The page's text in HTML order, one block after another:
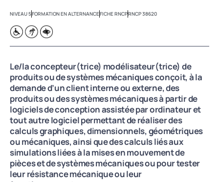
NIVEAU 5FORMATION EN ALTERNANCEFICHE RNCPRNCP 38620
Le/la concepteur(trice) modélisateur(trice) de
produits ou de systèmes mécaniques conçoit, à la
demande d’un client interne ou externe, des
produits ou des systèmes mécaniques à partir de
logiciels de conception assistée par ordinateur et
tout autre logiciel permettant de réaliser des
calculs graphiques, dimensionnels, géométriques
ou mécaniques, ainsi que des calculs liés aux
simulations liées à la mises en mouvement de
pièces et de systèmes mécaniques ou pour tester
leur résistance mécanique ou leur